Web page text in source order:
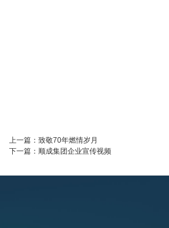
上一篇： 致敬70年燃情岁月
下一篇： 顺成集团企业宣传视频